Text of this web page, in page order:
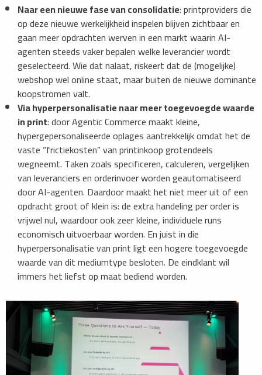
Naar een nieuwe fase van consolidatie: printproviders die
op deze nieuwe werkelijkheid inspelen blijven zichtbaar en
gaan meer opdrachten werven in een markt waarin AI-
agenten steeds vaker bepalen welke leverancier wordt
geselecteerd. Wie dat nalaat, riskeert dat de (mogelijke)
webshop wel online staat, maar buiten de nieuwe dominante
koopstromen valt.
Via hyperpersonalisatie naar meer toegevoegde waarde
in print: door Agentic Commerce maakt kleine,
hypergepersonaliseerde oplages aantrekkelijk omdat het de
vaste “frictiekosten” van printinkoop grotendeels
wegneemt. Taken zoals specificeren, calculeren, vergelijken
van leveranciers en orderinvoer worden geautomatiseerd
door AI-agenten. Daardoor maakt het niet meer uit of een
opdracht groot of klein is: de extra handeling per order is
vrijwel nul, waardoor ook zeer kleine, individuele runs
economisch uitvoerbaar worden. En juist in die
hyperpersonalisatie van print ligt een hogere toegevoegde
waarde van dit mediumtype besloten. De eindklant wil
immers het liefst op maat bediend worden.